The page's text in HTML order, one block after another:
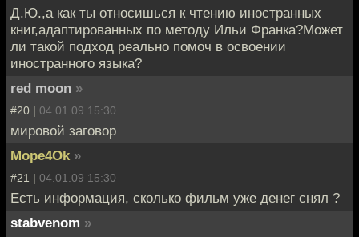
Д.Ю.,а как ты относишься к чтению иностранных
книг,адаптированных по методу Ильи Франка?Может
ли такой подход реально помоч в освоении
иностранного языка?
red moon »
#20 | 04.01.09 15:30
мировой заговор
Mope4Ok »
#21 | 04.01.09 15:30
Есть информация, сколько фильм уже денег снял ?
stabvenom »